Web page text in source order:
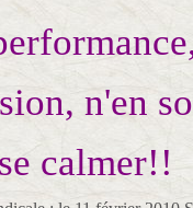
n'en
calmer!!